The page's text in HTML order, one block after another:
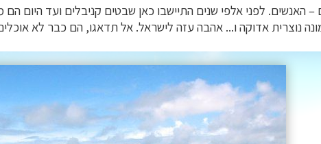
האנשים. לפני אלפי שנים התיישבו כאן שבטים קניבלים ועד היום
נוצרית אדוקה ו... אהבה עזה לישראל. אל תדאגו, הם כבר לא